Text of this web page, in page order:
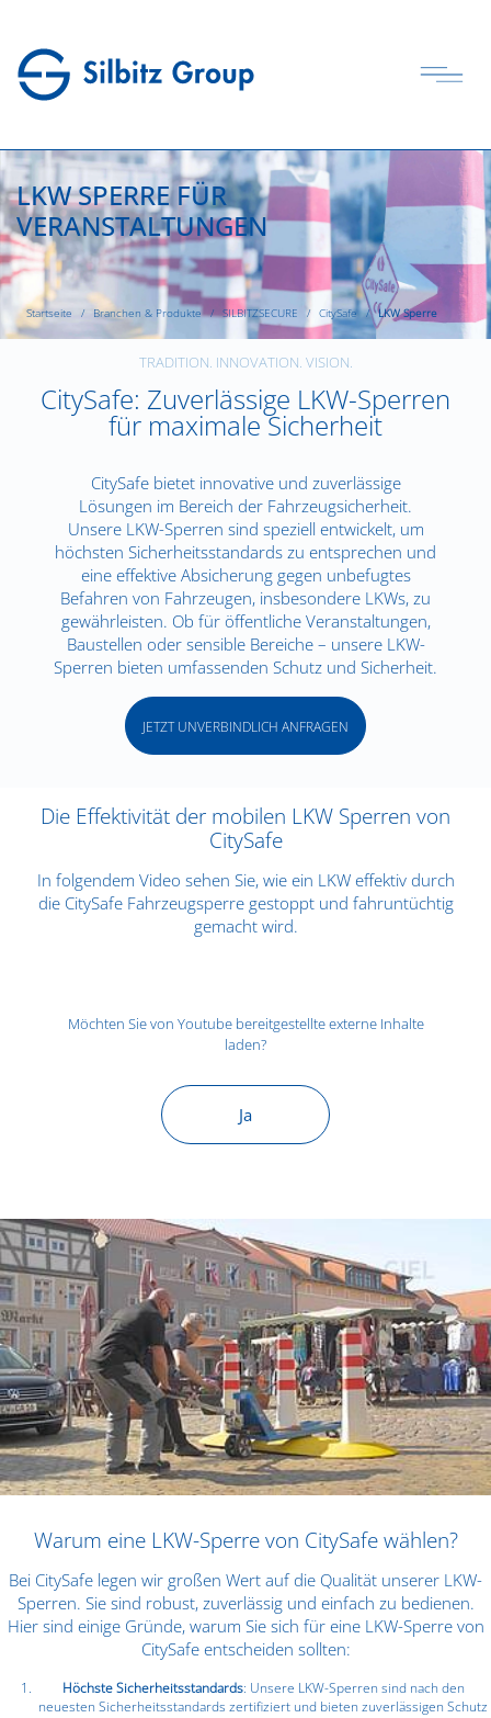
LKW SPERRE FÜR
VERANSTALTUNGEN
Startseite Branchen & Produkte SILBITZSECURE CitySafe LKW Sperre
TRADITION. INNOVATION. VISION.
CitySafe: Zuverlässige LKW-Sperren
für maximale Sicherheit
CitySafe bietet innovative und zuverlässige
Lösungen im Bereich der Fahrzeugsicherheit.
Unsere LKW-Sperren sind speziell entwickelt, um
höchsten Sicherheitsstandards zu entsprechen und
eine effektive Absicherung gegen unbefugtes
Befahren von Fahrzeugen, insbesondere LKWs, zu
gewährleisten. Ob für öffentliche Veranstaltungen,
Baustellen oder sensible Bereiche – unsere LKW-
Sperren bieten umfassenden Schutz und Sicherheit.
JETZT UNVERBINDLICH ANFRAGEN
Die Effektivität der mobilen LKW Sperren von
CitySafe
In folgendem Video sehen Sie, wie ein LKW effektiv durch
die CitySafe Fahrzeugsperre gestoppt und fahruntüchtig
gemacht wird.
Möchten Sie von Youtubebereitgestellte externe Inhalte
laden?
Ja
Warum eine LKW-Sperre von CitySafe wählen?
Bei CitySafe legen wir großen Wert auf die Qualität unserer LKW-
Sperren. Sie sind robust, zuverlässig und einfach zu bedienen.
Hier sind einige Gründe, warum Sie sich für eine LKW-Sperre von
CitySafe entscheiden sollten:
Höchste Sicherheitsstandards: Unsere LKW-Sperren sind nach den
neuesten Sicherheitsstandards zertifiziert und bieten zuverlässigen Schutz